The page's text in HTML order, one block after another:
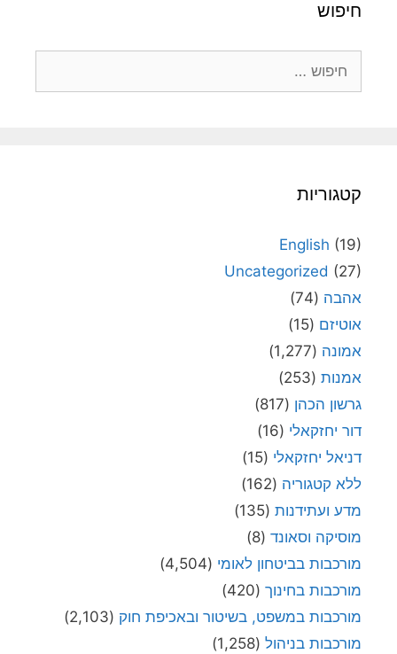
חיפוש
קטגוריות
English (19)
Uncategorized (27)
אהבה (74)
אוטיזם (15)
אמונה (1,277)
אמנות (253)
גרשון הכהן (817)
דור יחזקאלי (16)
דניאל יחזקאלי (15)
ללא קטגוריה (162)
מדע ועתידנות (135)
מוסיקה וסאונד (8)
מורכבות בביטחון לאומי (4,504)
מורכבות בחינוך (420)
מורכבות במשפט, בשיטור ובאכיפת חוק (2,103)
מורכבות בניהול (1,258)